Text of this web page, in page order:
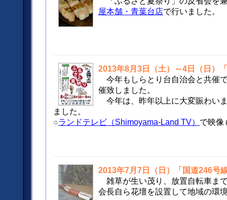
屋本舗・青葉台店で行いました。
2013年8月3日（土）～4日（日）
今年もしらとり台自治会と共催
催致しました。
今年は、昨年以上に大変賑わい
ました。
○ランドテレビ（Shimoyama-Land TV） で映像
2013年7月7日（日）「国道246号
雑草が生い茂り、放置自転車ま
会長自ら花壇を設置して地域の環